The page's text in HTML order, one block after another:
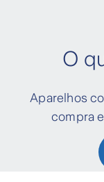
O
Aparelhos
compra